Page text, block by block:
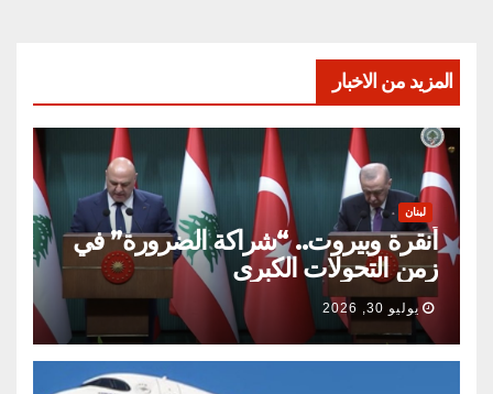
المزيد من الاخبار
لبنان
أنقرة وبيروت.. “شراكة الضرورة” في
زمن التحولات الكبرى
يوليو 30, 2026